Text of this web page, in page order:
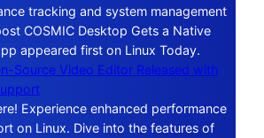
tracking and system management
COSMIC Desktop Gets a Native
appeared first on Linux Today.
Source Video Editor Released with
Experience enhanced performance
on Linux. Dive into the features of